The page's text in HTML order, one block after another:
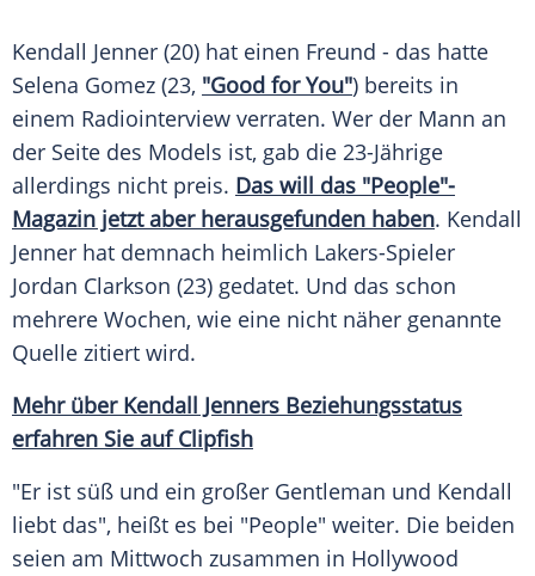
Kendall Jenner (20) hat einen Freund - das hatte
Selena Gomez (23, "Good for You") bereits in
einem Radiointerview verraten. Wer der Mann an
der Seite des Models ist, gab die 23-Jährige
allerdings nicht preis. Das will das "People"-
Magazin jetzt aber herausgefunden haben. Kendall
Jenner hat demnach heimlich Lakers-Spieler
Jordan Clarkson (23) gedatet. Und das schon
mehrere Wochen, wie eine nicht näher genannte
Quelle zitiert wird.
Mehr über Kendall Jenners Beziehungsstatus
erfahren Sie auf Clipfish
"Er ist süß und ein großer Gentleman und Kendall
liebt das", heißt es bei "People" weiter. Die beiden
seien am Mittwoch zusammen in Hollywood